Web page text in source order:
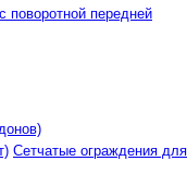
поворотной передней
Сетчатые ограждения для